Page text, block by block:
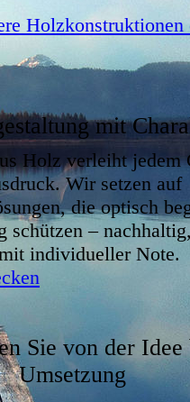
Holzkonstruktionen
mit
Holz verleiht jedem
Wir setzen auf
die optisch
schützen – nachhaltig,
individueller Note.
Sie von der Idee
Umsetzung